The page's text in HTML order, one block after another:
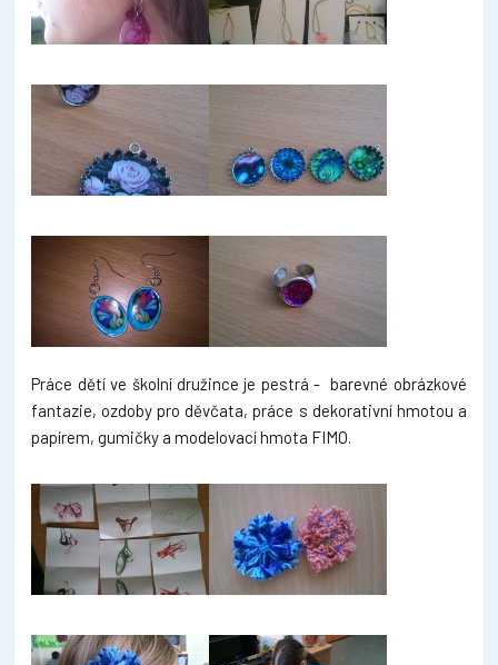
Práce dětí ve školní družince je pestrá - barevné obrázkové
fantazie, ozdoby pro děvčata, práce s dekorativní hmotou a
papírem, gumičky a modelovací hmota FIMO.